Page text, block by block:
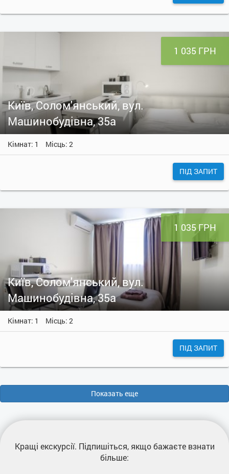
1 035 ГРН
Київ, Солом'янський, вул.
Машинобудівна, 35а
Кімнат: 1 Місць: 2
ПІД ЗАПИТ
1 035 ГРН
Київ, Солом'янський, вул.
Машинобудівна, 35а
Кімнат: 1 Місць: 2
ПІД ЗАПИТ
Показать еще
Кращі екскурсії. Підпишіться, якщо бажаєте взнати
більше: